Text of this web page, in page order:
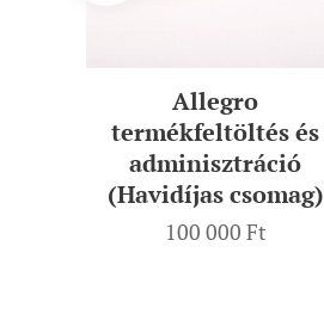
Allegro
termékfeltöltés és
adminisztráció
(Havidíjas csomag)
100 000 Ft